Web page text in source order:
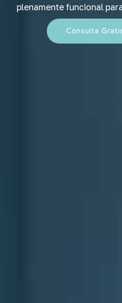
plenamente funcional
Consulta